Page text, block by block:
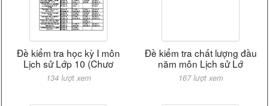
Đề kiểm tra học kỳ I môn
Lịch sử Lớp 10 (Chươ
134 lượt xem
Đề kiểm tra chất lượng đầu
năm môn Lịch sử Lớ
167 lượt xem